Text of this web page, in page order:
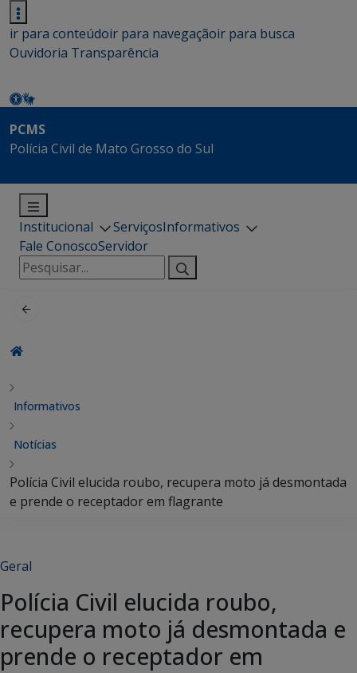
ir para conteúdoir para navegaçãoir para busca
Ouvidoria Transparência
PCMS
Polícia Civil de Mato Grosso do Sul
Institucional ServiçosInformativos
Fale ConoscoServidor
Pesquisar
por:
Informativos
Notícias
Polícia Civil elucida roubo, recupera moto já desmontada
e prende o receptador em flagrante
Geral
Polícia Civil elucida roubo,
recupera moto já desmontada e
prende o receptador em